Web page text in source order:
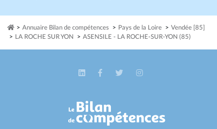
> Annuaire Bilan de compétences > Pays de la Loire > Vendée [85]
> LA ROCHE SUR YON > ASENSILE - LA ROCHE-SUR-YON (85)